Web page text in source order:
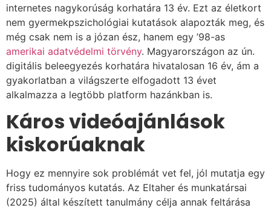
internetes nagykorúság korhatára 13 év. Ezt az életkort
nem gyermekpszichológiai kutatások alapozták meg, és
még csak nem is a józan ész, hanem egy ’98-as
amerikai adatvédelmi törvény. Magyarországon az ún.
digitális beleegyezés korhatára hivatalosan 16 év, ám a
gyakorlatban a világszerte elfogadott 13 évet
alkalmazza a legtöbb platform hazánkban is.
Káros videóajánlások
kiskorúaknak
Hogy ez mennyire sok problémát vet fel, jól mutatja egy
friss tudományos kutatás. Az Eltaher és munkatársai
(2025) által készített tanulmány célja annak feltárása